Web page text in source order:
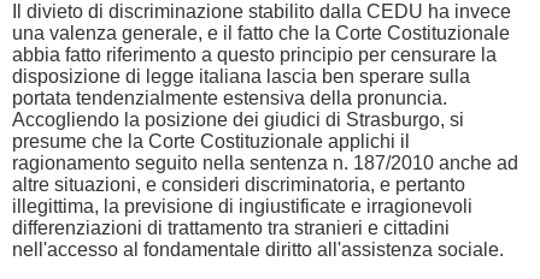
Il divieto di discriminazione stabilito dalla CEDU ha invece
una valenza generale, e il fatto che la Corte Costituzionale
abbia fatto riferimento a questo principio per censurare la
disposizione di legge italiana lascia ben sperare sulla
portata tendenzialmente estensiva della pronuncia.
Accogliendo la posizione dei giudici di Strasburgo, si
presume che la Corte Costituzionale applichi il
ragionamento seguito nella sentenza n. 187/2010 anche ad
altre situazioni, e consideri discriminatoria, e pertanto
illegittima, la previsione di ingiustificate e irragionevoli
differenziazioni di trattamento tra stranieri e cittadini
nell'accesso al fondamentale diritto all'assistenza sociale.